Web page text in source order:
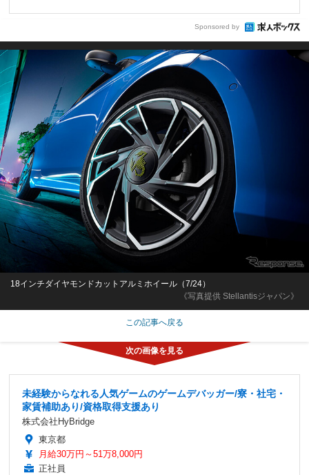
Sponsored by
《写真提供 Stellantisジャパン》
18インチダイヤモンドカットアルミホイール（7/24）
この記事へ戻る
未経験からなれる人気ゲームのゲームデバッガー/寮・社宅・
家賃補助あり/資格取得支援あり
株式会社HyBridge
東京都
月給30万円～51万8,000円
正社員